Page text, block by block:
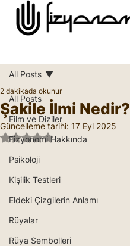
All Posts
Film ve Diziler
Fizyonomi Hakkında
Psikoloji
Kişilik Testleri
Eldeki Çizgilerin Anlamı
Rüyalar
Rüya Sembolleri
All Posts
Şakile İlmi Nedir?
2 dakikada okunur
Güncelleme tarihi: 17 Eyl 2025
5 üzerinden NaN yıldız